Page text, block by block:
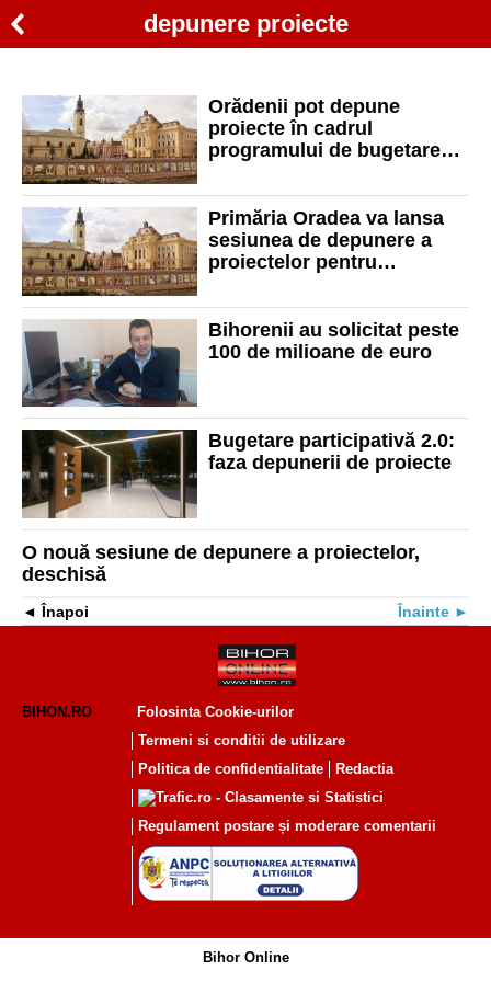
depunere proiecte
Orădenii pot depune
proiecte în cadrul
programului de bugetare
alocat: 1,5 milioane lei
Primăria Oradea va lansa
sesiunea de depunere a
proiectelor pentru
Bugetul total este de 1,5
milioane lei
Bihorenii au solicitat peste
100 de milioane de euro
Bugetare participativă 2.0:
faza depunerii de proiecte
O nouă sesiune de depunere a proiectelor,
deschisă
Înapoi Înainte
BIHON.RO
Folosinta Cookie-urilor
Termeni si conditii de utilizare
Politica de confidentialitate
Redactia
Regulament postare și moderare comentarii
Bihor Online